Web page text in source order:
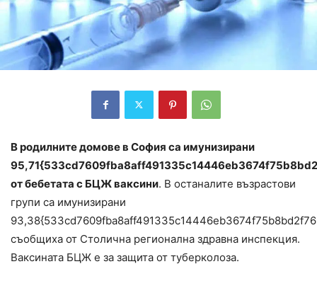
В родилните домове в София са имунизирани
от бебетата с БЦЖ ваксини. В останалите възрастови
групи са имунизирани
съобщиха от Столична регионална здравна инспекция.
Ваксината БЦЖ е за защита от туберколоза.